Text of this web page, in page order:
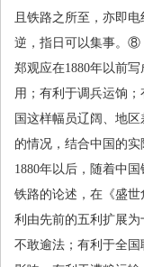
且铁路之所至，亦即
逆，指日可以集事。⑧
郑观应在1880年以前写
用；有利于调兵运饷
国这样幅员辽阔、地
的情况，结合中国的
1880年以后，随着中
铁路的论述，在《盛
利由先前的五利扩展
不敢逾法；有利于全